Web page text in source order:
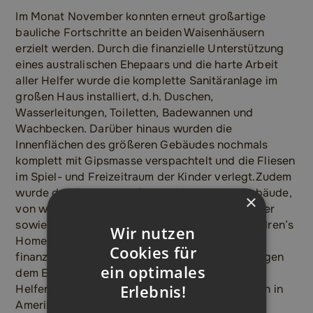
Im Monat November konnten erneut großartige
bauliche Fortschritte an beiden Waisenhäusern
erzielt werden. Durch die finanzielle Unterstützung
eines australischen Ehepaars und die harte Arbeit
aller Helfer wurde die komplette Sanitäranlage im
großen Haus installiert, d.h. Duschen,
Wasserleitungen, Toiletten, Badewannen und
Wachbecken. Darüber hinaus wurden die
Innenflächen des größeren Gebäudes nochmals
komplett mit Gipsmasse verspachtelt und die Fliesen
im Spiel- und Freizeitraum der Kinder verlegt.Zudem
wurde das Fundament für das Verwaltungsgebäude,
von wo aus zukünftig das alltägliche Miteinander
sowie administrative Aufgaben im Kwathu Children’s
Home geregelt werden sollen, ausgehoben. Die
finanziellen Mittel für dieses Vorhaben entspringen
dem Engagement von Natalie, einer freiwilligen
Helferin des Kwathu Kinderheims, die momentan in
Amerika unterwegs ist und über verschiedene
×
Wir nutzen
Cookies für
ein optimales
Erlebnis!